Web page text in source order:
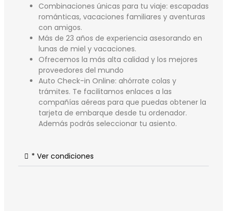
Combinaciones únicas para tu viaje: escapadas
románticas, vacaciones familiares y aventuras
con amigos.
Más de 23 años de experiencia asesorando en
lunas de miel y vacaciones.
Ofrecemos la más alta calidad y los mejores
proveedores del mundo
Auto Check-in Online: ahórrate colas y
trámites. Te facilitamos enlaces a las
compañías aéreas para que puedas obtener la
tarjeta de embarque desde tu ordenador.
Además podrás seleccionar tu asiento.
* Ver condiciones